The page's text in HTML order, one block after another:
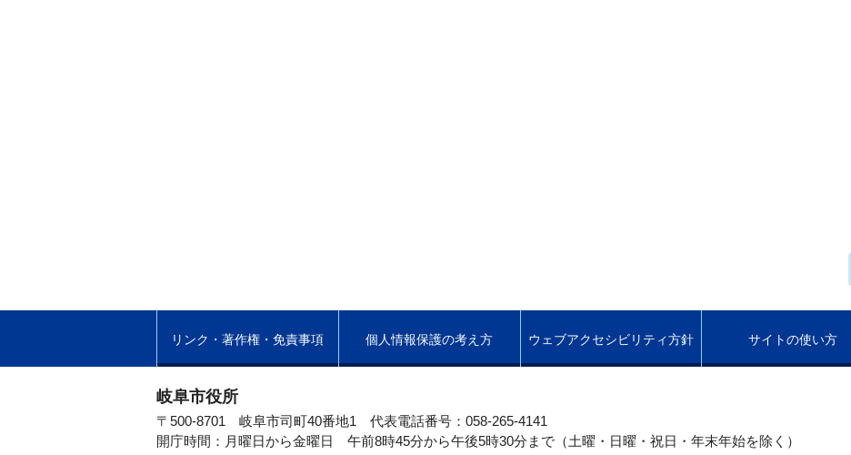
リンク・著作権・免責事項 個人情報保護の考え方 ウェブアクセシビリティ方針 サイトの使い方
岐阜市役所
〒500-8701 岐阜市司町40番地1 代表電話番号：058-265-4141
開庁時間：月曜日から金曜日 午前8時45分から午後5時30分まで（土曜・日曜・祝日・年末年始を除く）